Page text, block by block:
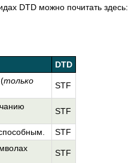
DTD можно почитать здесь:
DTD
только
STF
STF
STF
STF